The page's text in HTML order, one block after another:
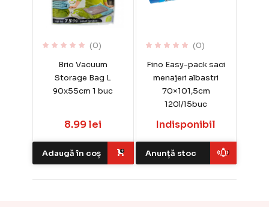
(0)
Brio Vacuum
Storage Bag L
90x55cm 1 buc
8.99 lei
Adaugă în coș
(0)
Fino Easy-pack saci
menajeri albastri
70×101,5cm
120l/15buc
Indisponibil
Anunță stoc